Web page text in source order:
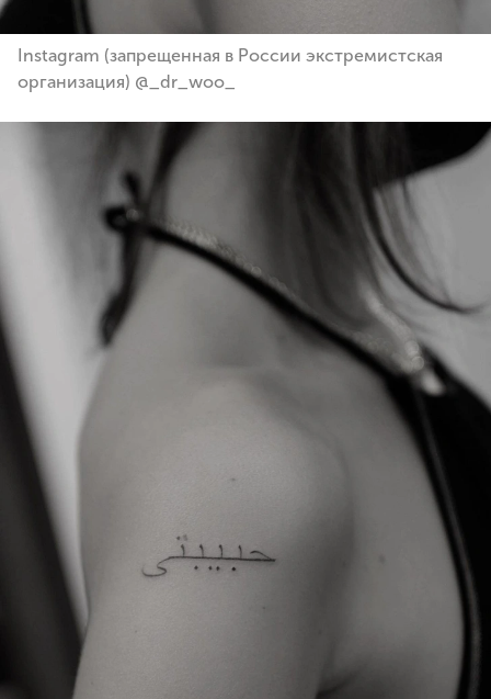
Instagram (запрещенная в России экстремистская
организация) @_dr_woo_